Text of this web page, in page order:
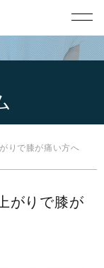
りで膝が痛い方へ
がりで膝が